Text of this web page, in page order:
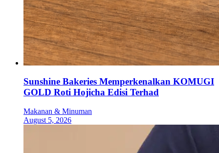
Sunshine Bakeries Memperkenalkan KOMUGI
GOLD Roti Hojicha Edisi Terhad
Makanan & Minuman
August 5, 2026